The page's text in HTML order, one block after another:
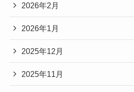
2026年2月
2026年1月
2025年12月
2025年11月